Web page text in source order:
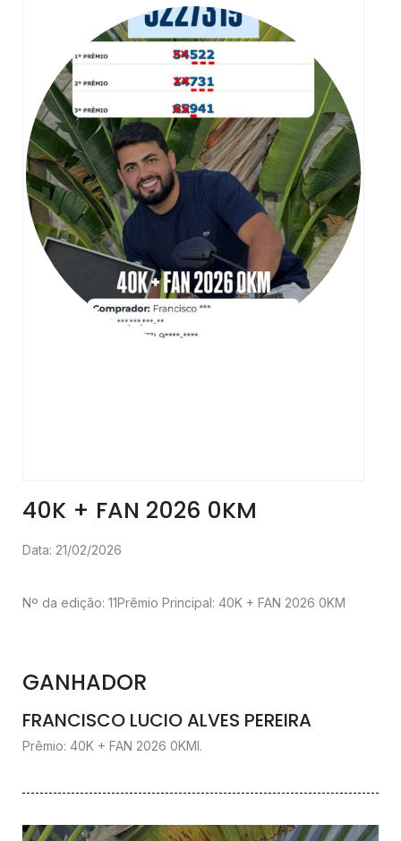
40K + FAN 2026 0KM
Data: 21/02/2026
Nº da edição: 11Prêmio Principal: 40K + FAN 2026 0KM
GANHADOR
FRANCISCO LUCIO ALVES PEREIRA
Prêmio: 40K + FAN 2026 0KMl.